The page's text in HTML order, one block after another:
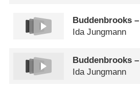
Buddenbrooks
Ida Jungmann
Buddenbrooks –
Ida Jungmann